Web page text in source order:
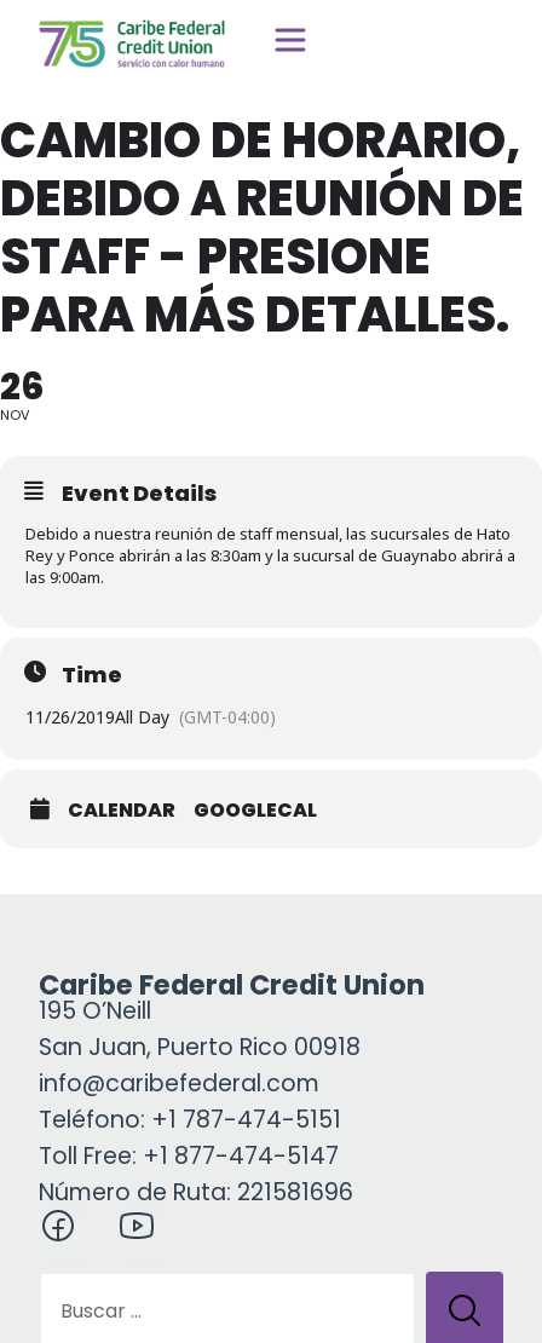
CAMBIO DE HORARIO,
DEBIDO A REUNIÓN DE
STAFF - PRESIONE
PARA MÁS DETALLES.
26
NOV
Event Details
Debido a nuestra reunión de staff mensual, las sucursales de Hato
Rey y Ponce abrirán a las 8:30am y la sucursal de Guaynabo abrirá a
las 9:00am.
Time
11/26/2019All Day (GMT-04:00)
CALENDAR GOOGLECAL
Caribe Federal Credit Union
195 O’Neill
San Juan, Puerto Rico 00918
info@caribefederal.com
Teléfono: +1 787-474-5151
Toll Free: +1 877-474-5147
Número de Ruta: 221581696